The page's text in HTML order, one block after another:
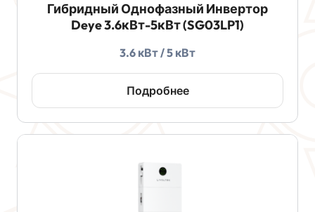
Гибридный Однофазный Инвертор
Deye 3.6кВт-5кВт (SG03LP1)
3.6 кВт / 5 кВт
Подробнее